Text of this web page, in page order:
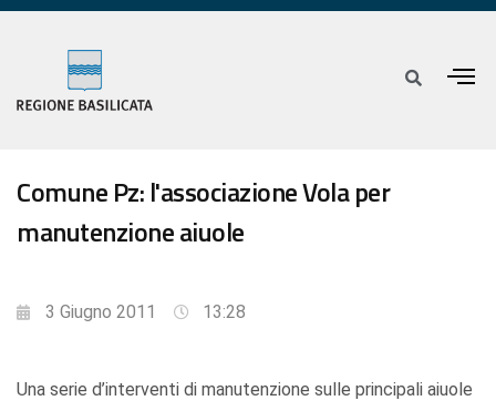
Comune Pz: l'associazione Vola per
manutenzione aiuole
3 Giugno 2011 13:28
Una serie d’interventi di manutenzione sulle principali aiuole